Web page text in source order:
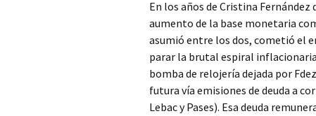
En los años de Cristina
aumento de la base monetaria
asumió entre los dos, cometió el
parar la brutal espiral
bomba de relojería dejada por
futura vía emisiones de deuda a
Lebac y Pases). Esa deuda